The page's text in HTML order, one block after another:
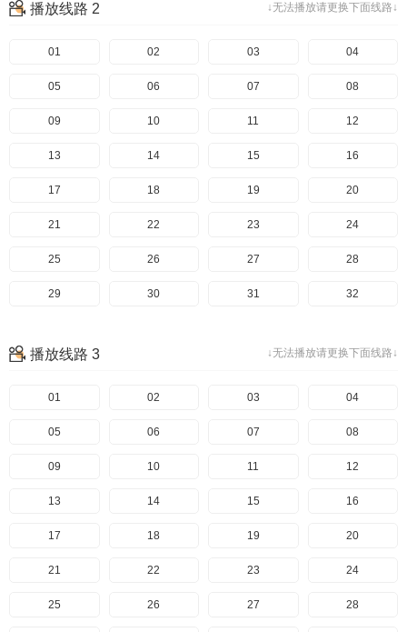
↓无法播放请更换下面线路↓
播放线路 2
01 02 03 04
05 06 07 08
09 10 11 12
13 14 15 16
17 18 19 20
21 22 23 24
25 26 27 28
29 30 31 32
↓无法播放请更换下面线路↓
播放线路 3
01 02 03 04
05 06 07 08
09 10 11 12
13 14 15 16
17 18 19 20
21 22 23 24
25 26 27 28